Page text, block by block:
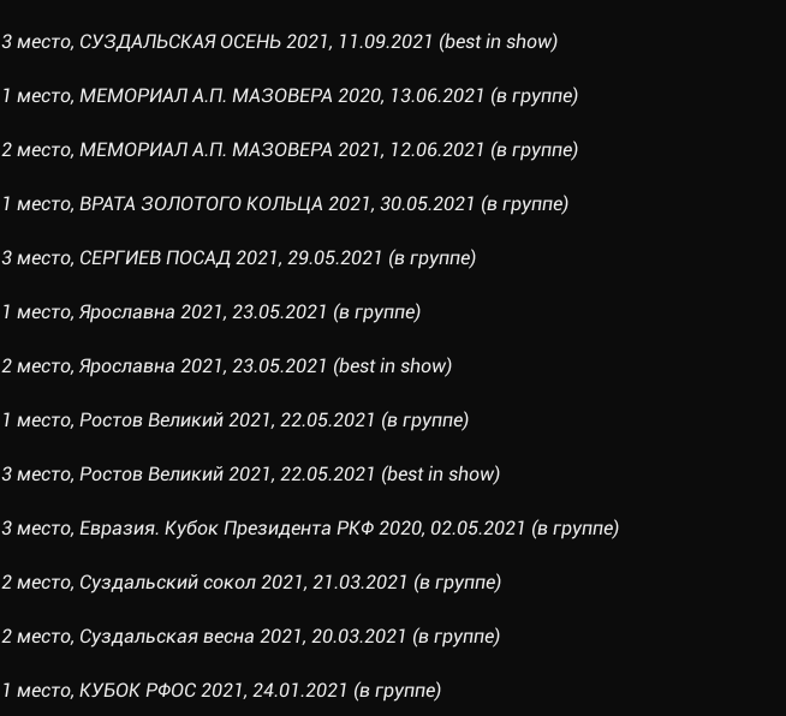
3 место, СУЗДАЛЬСКАЯ ОСЕНЬ 2021, 11.09.2021 (best in show)
1 место, МЕМОРИАЛ А.П. МАЗОВЕРА 2020, 13.06.2021 (в группе)
2 место, МЕМОРИАЛ А.П. МАЗОВЕРА 2021, 12.06.2021 (в группе)
1 место, ВРАТА ЗОЛОТОГО КОЛЬЦА 2021, 30.05.2021 (в группе)
3 место, СЕРГИЕВ ПОСАД 2021, 29.05.2021 (в группе)
1 место, Ярославна 2021, 23.05.2021 (в группе)
2 место, Ярославна 2021, 23.05.2021 (best in show)
1 место, Ростов Великий 2021, 22.05.2021 (в группе)
3 место, Ростов Великий 2021, 22.05.2021 (best in show)
3 место, Евразия. Кубок Президента РКФ 2020, 02.05.2021 (в группе)
2 место, Суздальский сокол 2021, 21.03.2021 (в группе)
2 место, Суздальская весна 2021, 20.03.2021 (в группе)
1 место, КУБОК РФОС 2021, 24.01.2021 (в группе)